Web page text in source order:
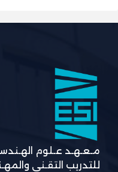
مـعـهـد عـلوم
للتدريب التقـني